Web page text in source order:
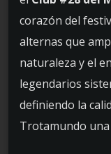
corazón del
alternas que
naturaleza y el
legendarios
definiendo la
Trotamundo